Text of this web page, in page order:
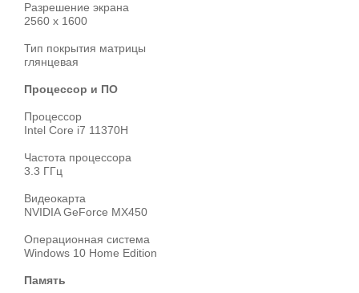
Разрешение экрана
2560 х 1600
Тип покрытия матрицы
глянцевая
Процессор и ПО
Процессор
Intel Core i7 11370H
Частота процессора
3.3 ГГц
Видеокарта
NVIDIA GeForce MX450
Операционная система
Windows 10 Home Edition
Память